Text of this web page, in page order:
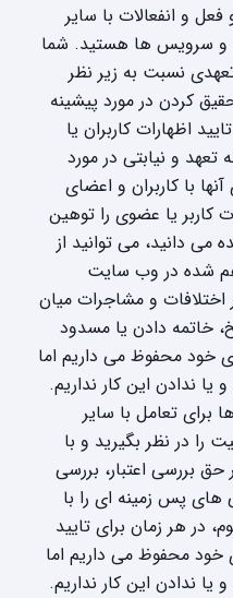
و انفعالات با سایر
و سرویس ها هستید. شما
نسبت به زیر نظر
کردن در مورد پیشینه
اظهارات کاربران یا
تعهد و نیابتی در مورد
آنها با کاربران و اعضای
کاربر یا عضوی را توهین
می دانید، می توانید از
شده در وب سایت
اختلافات و مشاجرات میان
خاتمه دادن یا مسدود
خود محفوظ می داریم اما
ندادن این کار نداریم.
برای تعامل با سایر
را در نظر بگیرید و با
بررسی اعتبار، بررسی
های پس زمینه ای را با
در هر زمان برای تایید
خود محفوظ می داریم اما
ندادن این کار نداریم.